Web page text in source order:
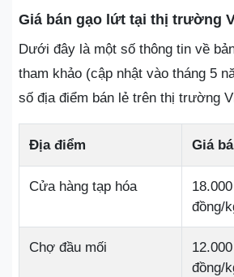
Giá bán gạo lứt tại thị trường
Dưới đây là một số thông tin về
tham khảo (cập nhật vào tháng 5
số địa điểm bán lẻ trên thị trường
Địa điểm Giá
Cửa hàng tạp hóa
đồng/
Chợ đầu mối
đồng/